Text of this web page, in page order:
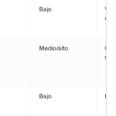
Bajo
Medio/alto
Bajo